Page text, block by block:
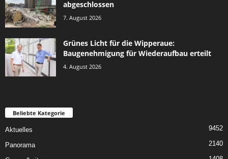
abgeschlossen
7. August 2026
Grünes Licht für die Wipperaue:
Baugenehmigung für Wiederaufbau erteilt
4. August 2026
Beliebte Kategorie
Aktuelles 9452
Panorama 2140